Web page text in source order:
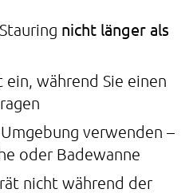
nicht länger als
ein, während Sie einen
verwenden –
oder Badewanne
nicht während der